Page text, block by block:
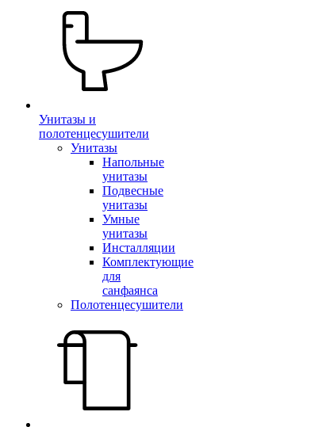
Унитазы и
полотенцесушители
Унитазы
Напольные
унитазы
Подвесные
унитазы
Умные
унитазы
Инсталляции
Комплектующие
для
санфаянса
Полотенцесушители